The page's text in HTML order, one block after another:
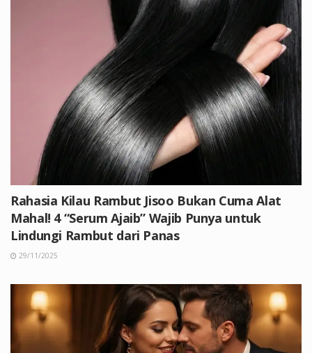
Rahasia Kilau Rambut Jisoo Bukan Cuma Alat
Mahal! 4 “Serum Ajaib” Wajib Punya untuk
Lindungi Rambut dari Panas
29/11/2025